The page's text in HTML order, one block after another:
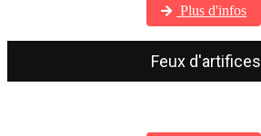
Plus d'infos
Feux d'artifices